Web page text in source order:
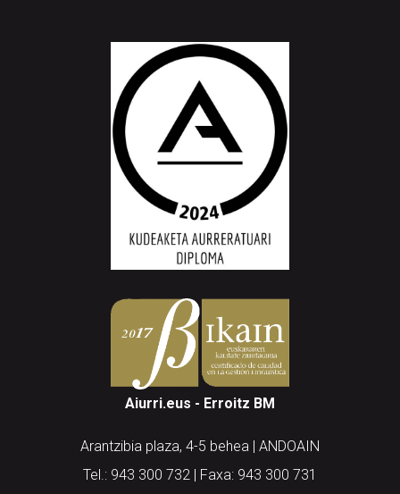
Aiurri.eus - Erroitz BM
Arantzibia plaza, 4-5 behea | ANDOAIN
Tel.: 943 300 732 | Faxa: 943 300 731